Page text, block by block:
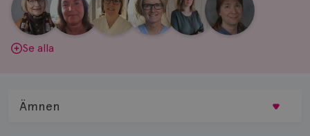
Aina
Johnsson
Anne
Andersson
Fredrika
Killander
Jeanette
Bäcklund
Maria
Edegran
Yvette
Andersson
Se alla
Ämnen